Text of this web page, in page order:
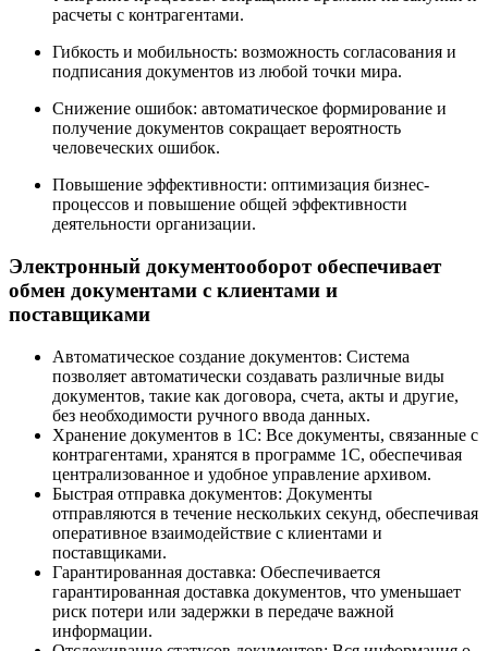
расчеты с контрагентами.
Гибкость и мобильность: возможность согласования и
подписания документов из любой точки мира.
Снижение ошибок: автоматическое формирование и
получение документов сокращает вероятность
человеческих ошибок.
Повышение эффективности: оптимизация бизнес-
процессов и повышение общей эффективности
деятельности организации.
Электронный документооборот обеспечивает
обмен документами с клиентами и
поставщиками
Автоматическое создание документов: Система
позволяет автоматически создавать различные виды
документов, такие как договора, счета, акты и другие,
без необходимости ручного ввода данных.
Хранение документов в 1С: Все документы, связанные с
контрагентами, хранятся в программе 1С, обеспечивая
централизованное и удобное управление архивом.
Быстрая отправка документов: Документы
отправляются в течение нескольких секунд, обеспечивая
оперативное взаимодействие с клиентами и
поставщиками.
Гарантированная доставка: Обеспечивается
гарантированная доставка документов, что уменьшает
риск потери или задержки в передаче важной
информации.